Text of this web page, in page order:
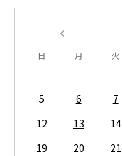
日 月 火
5
6 7
12
13 14
19
20 21